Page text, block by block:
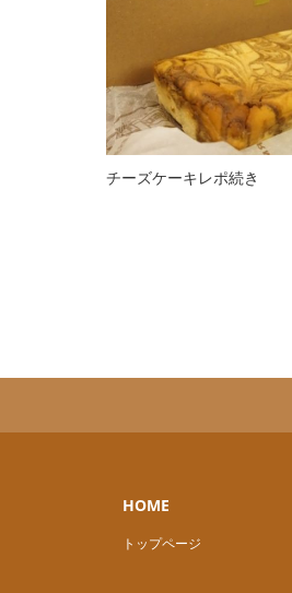
チーズケーキレポ続き
HOME
トップページ